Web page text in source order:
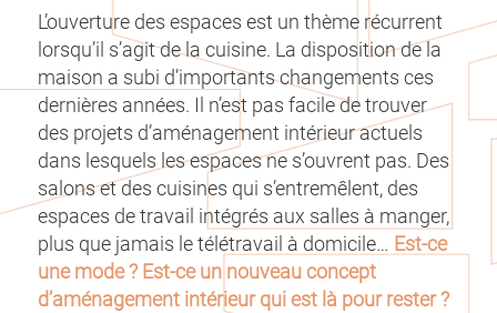
L’ouverture des espaces est un thème récurrent
lorsqu’il s’agit de la cuisine. La disposition de la
maison a subi d’importants changements ces
dernières années. Il n’est pas facile de trouver
des projets d’aménagement intérieur actuels
dans lesquels les espaces ne s’ouvrent pas. Des
salons et des cuisines qui s’entremêlent, des
espaces de travail intégrés aux salles à manger,
plus que jamais le télétravail à domicile… Est-ce
une mode ? Est-ce un nouveau concept
d’aménagement intérieur qui est là pour rester ?